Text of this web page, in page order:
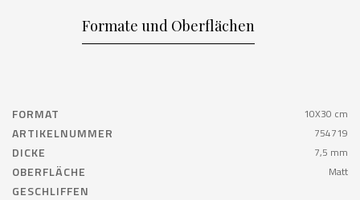
Formate und Oberflächen
FORMAT 10X30 cm
ARTIKELNUMMER 754719
DICKE 7,5 mm
OBERFLÄCHE Matt
GESCHLIFFEN